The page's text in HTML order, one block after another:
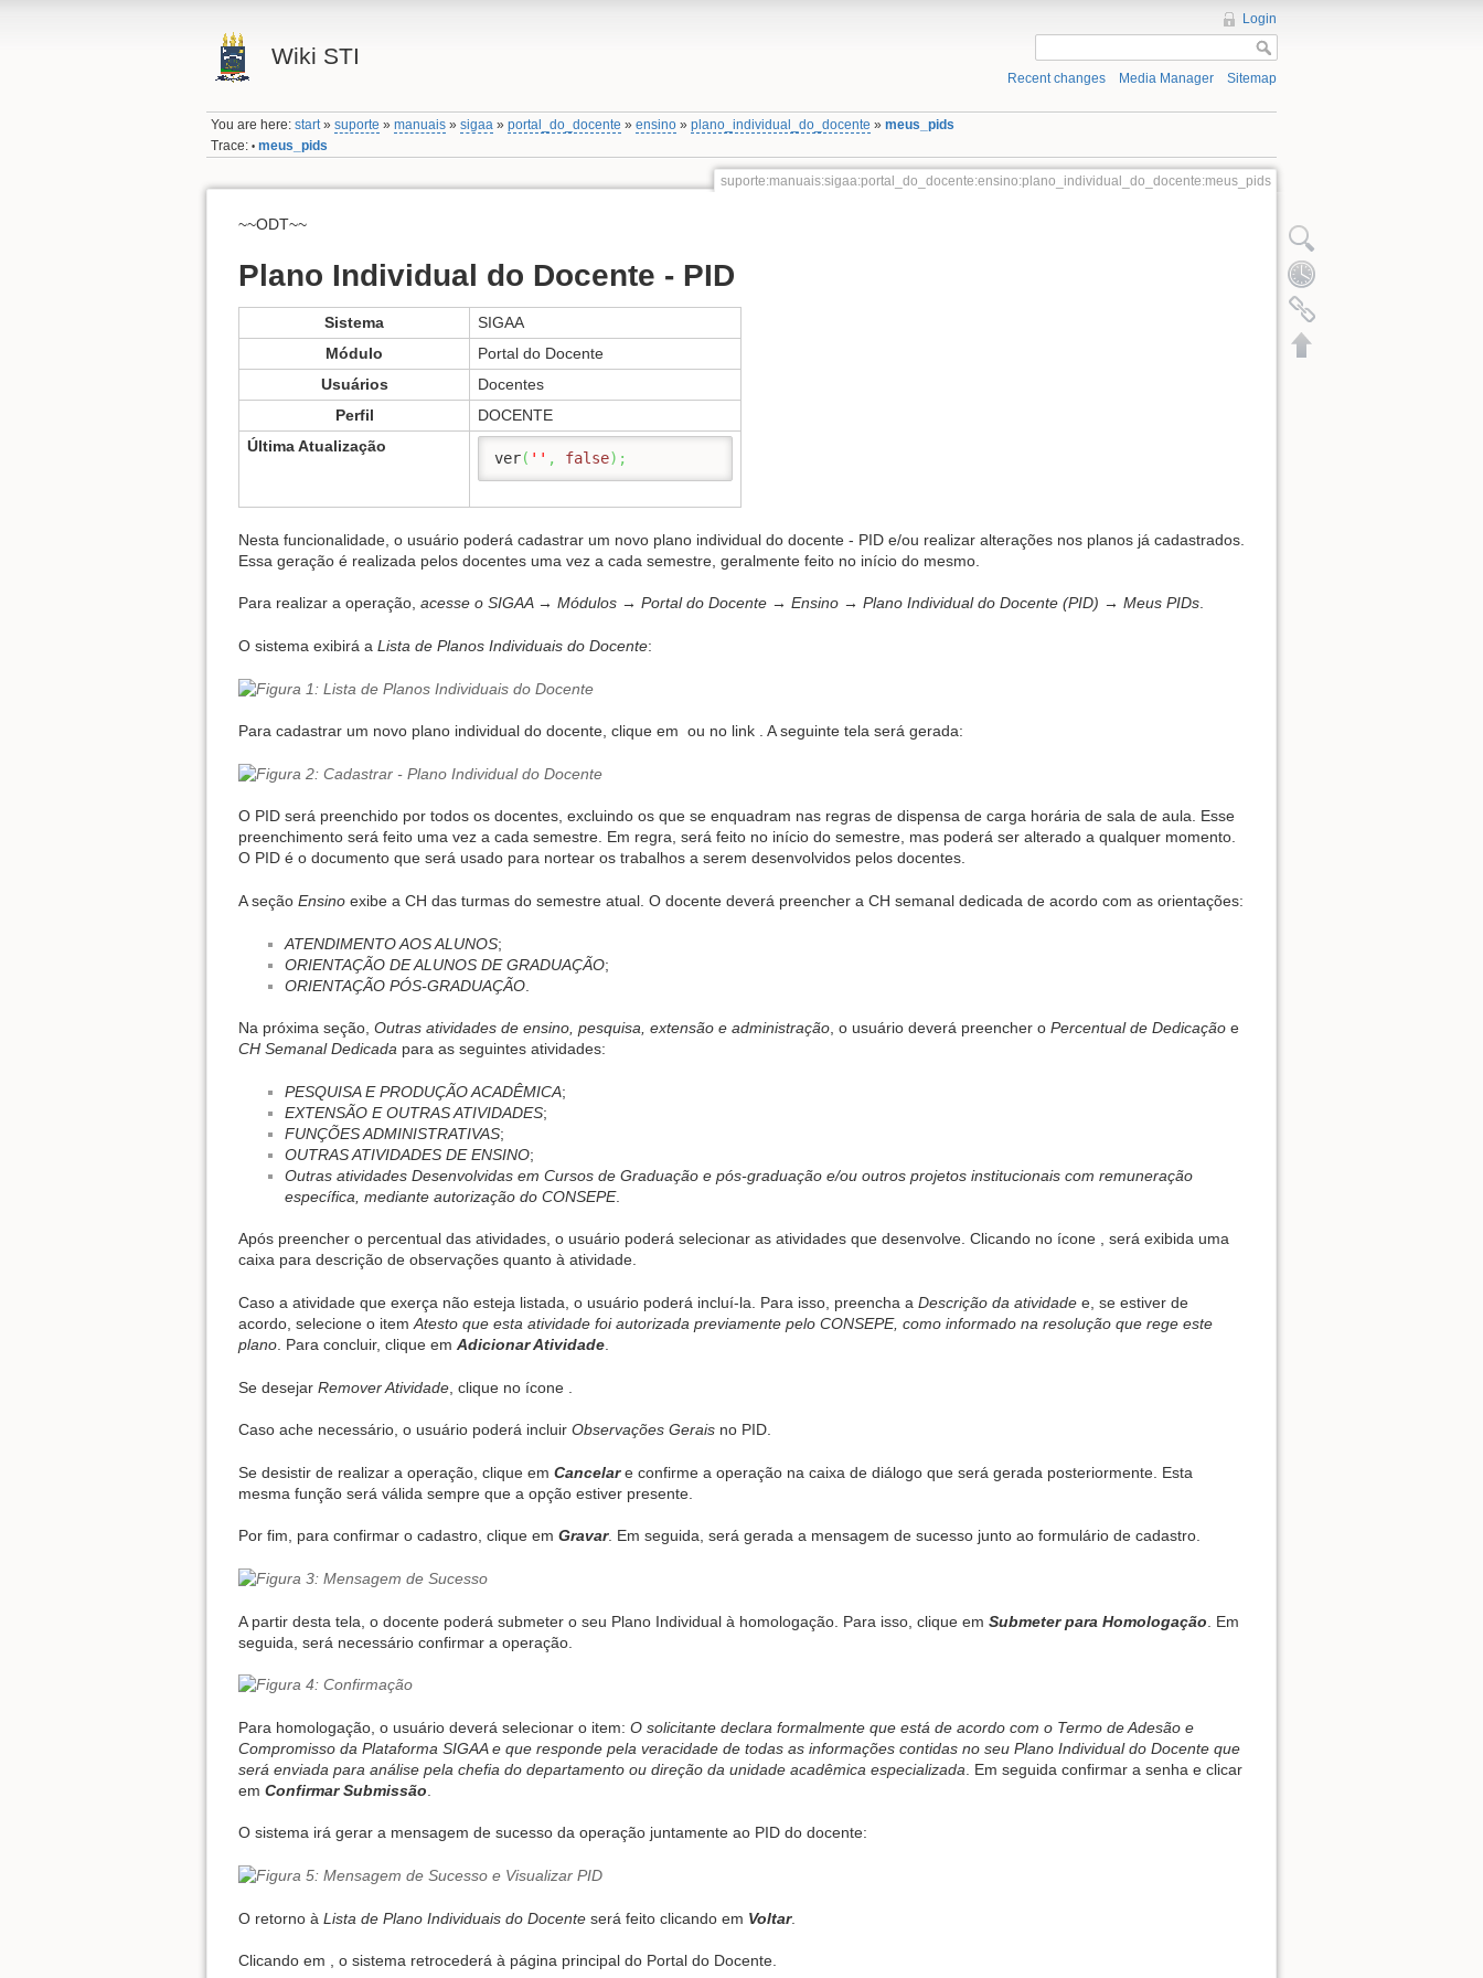
Wiki STI
Login
Recent changes Media Manager Sitemap
You are here:start »suporte »manuais »sigaa »portal_do_docente »ensino »plano_individual_do_docente »meus_pids
Trace: • meus_pids
suporte:manuais:sigaa:portal_do_docente:ensino:plano_individual_do_docente:meus_pids
~~ODT~~
Plano Individual do Docente - PID
Sistema
SIGAA
Módulo
Portal do Docente
Usuários
Docentes
Perfil
DOCENTE
Última Atualização
ver( '' , false) ;
Nesta funcionalidade, o usuário poderá cadastrar um novo plano individual do docente - PID e/ou realizar alterações nos planos já cadastrados.
Essa geração é realizada pelos docentes uma vez a cada semestre, geralmente feito no início do mesmo.
Para realizar a operação, acesse o SIGAA → Módulos → Portal do Docente → Ensino → Plano Individual do Docente (PID) → Meus PIDs.
O sistema exibirá a Lista de Planos Individuais do Docente:
Para cadastrar um novo plano individual do docente, clique em ou no link . A seguinte tela será gerada:
O PID será preenchido por todos os docentes, excluindo os que se enquadram nas regras de dispensa de carga horária de sala de aula. Esse
preenchimento será feito uma vez a cada semestre. Em regra, será feito no início do semestre, mas poderá ser alterado a qualquer momento.
O PID é o documento que será usado para nortear os trabalhos a serem desenvolvidos pelos docentes.
A seção Ensino exibe a CH das turmas do semestre atual. O docente deverá preencher a CH semanal dedicada de acordo com as orientações:
ATENDIMENTO AOS ALUNOS;
ORIENTAÇÃO DE ALUNOS DE GRADUAÇÃO;
ORIENTAÇÃO PÓS-GRADUAÇÃO
Na próxima seção, Outras atividades de ensino, pesquisa, extensão e administração, o usuário deverá preencher o Percentual de Dedicação e
CH Semanal Dedicada para as seguintes atividades:
PESQUISA E PRODUÇÃO ACADÊMICA;
EXTENSÃO E OUTRAS ATIVIDADES;
FUNÇÕES ADMINISTRATIVAS;
OUTRAS ATIVIDADES DE ENSINO;
Outras atividades Desenvolvidas em Cursos de Graduação e pós-graduação e/ou outros projetos institucionais com remuneração
específica, mediante autorização do CONSEPE.
Após preencher o percentual das atividades, o usuário poderá selecionar as atividades que desenvolve. Clicando no ícone , será exibida uma
caixa para descrição de observações quanto à atividade.
Caso a atividade que exerça não esteja listada, o usuário poderá incluí-la. Para isso, preencha a Descrição da atividade e, se estiver de
acordo, selecione o item Atesto que esta atividade foi autorizada previamente pelo CONSEPE, como informado na resolução que rege este
plano . Para concluir, clique em Adicionar Atividade
Se desejar Remover Atividade , clique no ícone
Caso ache necessário, o usuário poderá incluir Observações Gerais no PID.
Se desistir de realizar a operação, clique em Cancelare confirme a operação na caixa de diálogo que será gerada posteriormente. Esta
mesma função será válida sempre que a opção estiver presente.
Por fim, para confirmar o cadastro, clique em Gravar. Em seguida, será gerada a mensagem de sucesso junto ao formulário de cadastro.
A partir desta tela, o docente poderá submeter o seu Plano Individual à homologação. Para isso, clique em Submeter para Homologação . Em
seguida, será necessário confirmar a operação.
Para homologação, o usuário deverá selecionar o item: O solicitante declara formalmente que está de acordo com o Termo de Adesão e
Compromisso da Plataforma SIGAA e que responde pela veracidade de todas as informações contidas no seu Plano Individual do Docente que
será enviada para análise pela chefia do departamento ou direção da unidade acadêmica especializada . Em seguida confirmar a senha e clicar
em Confirmar Submissão
O sistema irá gerar a mensagem de sucesso da operação juntamente ao PID do docente:
O retorno à Lista de Plano Individuais do Docente será feito clicando em Voltar.
Clicando em , o sistema retrocederá à página principal do Portal do Docente.